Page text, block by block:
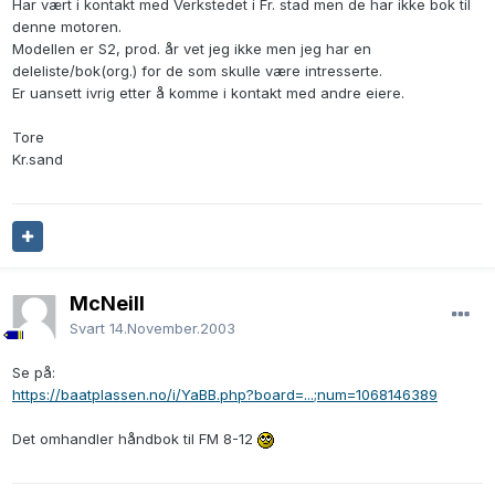
Har vært i kontakt med Verkstedet i Fr. stad men de har ikke bok til
denne motoren.
Modellen er S2, prod. år vet jeg ikke men jeg har en
deleliste/bok(org.) for de som skulle være intresserte.
Er uansett ivrig etter å komme i kontakt med andre eiere.
Tore
Kr.sand
McNeill
Svart 14.November.2003
Se på:
https://baatplassen.no/i/YaBB.php?board=...;num=1068146389
Det omhandler håndbok til FM 8-12